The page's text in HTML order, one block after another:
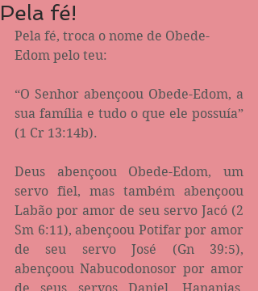
Pela fé!
Pela fé, troca o nome de Obede-
Edom pelo teu:
“O Senhor abençoou Obede-Edom, a
sua família e tudo o que ele possuía”
(‭‭1 Cr 13:14b‬).
Deus abençoou Obede-Edom, um
servo fiel, mas também abençoou
Labão por amor de seu servo Jacó (2
Sm 6:11), abençoou Potifar por amor
de seu servo José (Gn 39:5),
abençoou Nabucodonosor por amor